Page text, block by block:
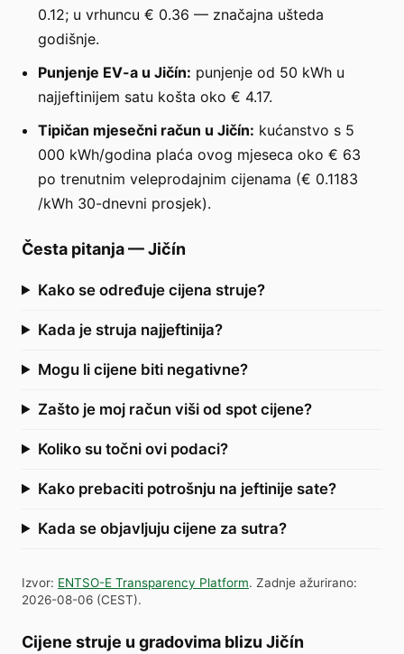
0.12; u vrhuncu € 0.36 — značajna ušteda
godišnje.
Punjenje EV-a u Jičín: punjenje od 50 kWh u
najjeftinijem satu košta oko € 4.17.
Tipičan mjesečni račun u Jičín: kućanstvo s 5
000 kWh/godina plaća ovog mjeseca oko € 63
po trenutnim veleprodajnim cijenama (€ 0.1183
/kWh 30-dnevni prosjek).
Česta pitanja—Jičín
Kako se određuje cijena struje?
Kada je struja najjeftinija?
Mogu li cijene biti negativne?
Zašto je moj račun viši od spot cijene?
Koliko su točni ovi podaci?
Kako prebaciti potrošnju na jeftinije sate?
Kada se objavljuju cijene za sutra?
Izvor: ENTSO-E Transparency Platform. Zadnje ažurirano:
2026-08-06 (CEST).
Cijene struje u gradovima blizu Jičín